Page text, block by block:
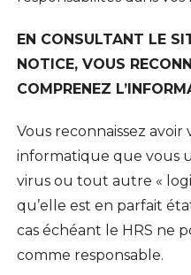
EN CONSULTANT LE
NOTICE, VOUS
COMPRENEZ
Vous reconnaissez
informatique que vous
virus ou tout autre «
qu’elle est en parfait
cas échéant le HRS ne
comme responsable.